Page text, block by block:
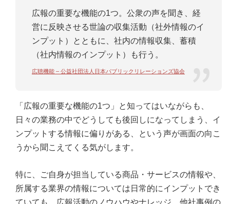
広報の重要な機能の1つ。公衆の声を聞き、経
営に反映させる世論の収集活動（社外情報のイ
ンプット）とともに、社内の情報収集、蓄積
（社内情報のインプット）も行う。
広聴機能 – 公益社団法人日本パブリックリレーションズ協会
「広報の重要な機能の1つ」と知ってはいながらも、
日々の業務の中でどうしても後回しになってしまう、イ
ンプットする情報に偏りがある、という声が画面の向こ
うから聞こえてくる気がします。
特に、ご自身が担当している商品・サービスの情報や、
所属する業界の情報については日常的にインプットでき
ていても、広報活動のノウハウやナレッジ、他社事例の